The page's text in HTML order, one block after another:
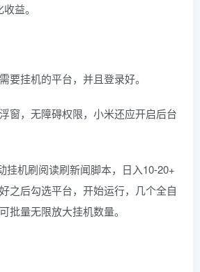
益。
要挂机的平台，并且登录好。
窗，无障碍权限，小米还应开启后台
之后勾选平台，开始运行，几个全自
批量无限放大挂机数量。